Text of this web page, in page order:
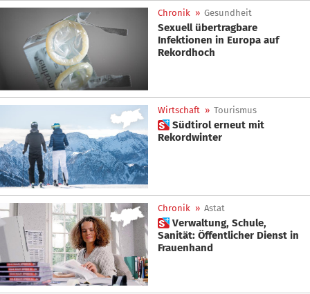
Chronik » Gesundheit
Sexuell übertragbare
Infektionen in Europa auf
Rekordhoch
Wirtschaft » Tourismus
 Südtirol erneut mit
Rekordwinter
Chronik » Astat
 Verwaltung, Schule,
Sanität: Öffentlicher Dienst in
Frauenhand